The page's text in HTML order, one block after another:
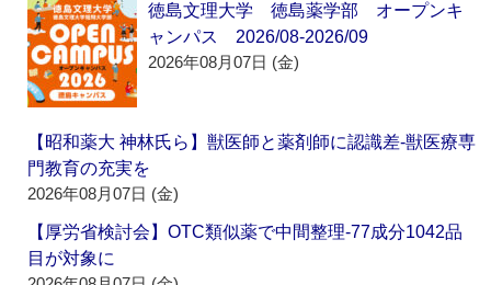
徳島文理大学 徳島薬学部 オープンキ
ャンパス 2026/08-2026/09
2026年08月07日 (金)
【昭和薬大 神林氏ら】獣医師と薬剤師に認識差‐獣医療専
門教育の充実を
2026年08月07日 (金)
【厚労省検討会】OTC類似薬で中間整理‐77成分1042品
目が対象に